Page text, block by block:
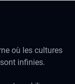
où les cultures
infinies.